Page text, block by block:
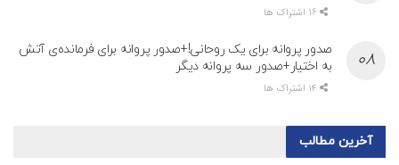
صدور پروانه برای یک روحانی!+صدور پروانه برای فرمانده‌ی آتش
به اختیار+صدور سه پروانه دیگر
آخرین مطالب